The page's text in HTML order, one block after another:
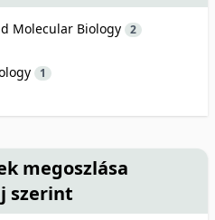
Molecular Biology 2
1
megoszlása
szerint